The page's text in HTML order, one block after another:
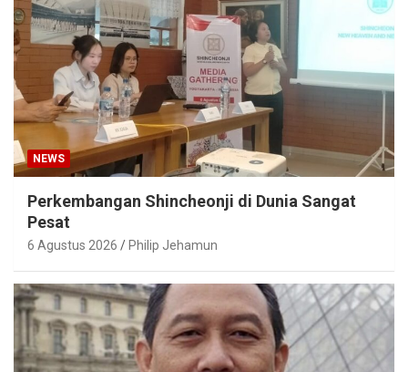
NEWS
Perkembangan Shincheonji di Dunia Sangat
Pesat
6 Agustus 2026 Philip Jehamun